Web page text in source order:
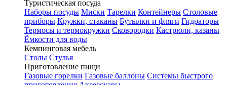
Туристическая посуда
Наборы посуды Миски Тарелки Контейнеры Столовые
приборы Кружки, стаканы Бутылки и фляги Гидраторы
Термосы и термокружки Сковородки Кастрюли, казаны
Ёмкости для воды
Кемпинговая мебель
Столы Стулья
Приготовление пищи
Газовые горелки Газовые баллоны Системы быстрого